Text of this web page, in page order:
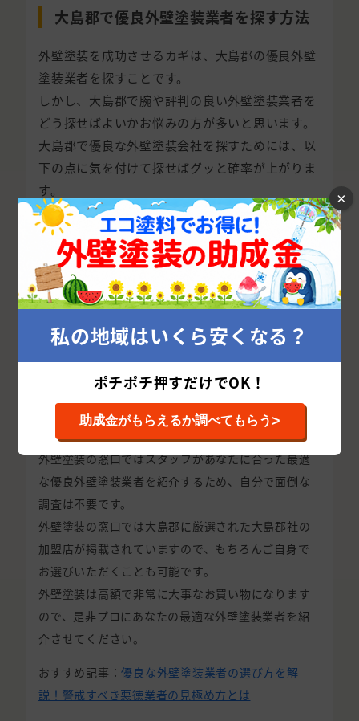
大島郡で優良外壁塗装業者を探す方法
外壁塗装を成功させるカギは、大島郡の優良外壁
塗装業者を探すことです。
しかし、大島郡で腕や評判の良い外壁塗装業者を
どう探せばよいかお悩みの方が多いと思います。
大島郡で優良な外壁塗装会社を探すためには、以
下の点に気を付けて探せばグッと確率が上がりま
す。
外壁塗装の窓口に依頼して大島郡の優良外
壁塗装業者を探してもらう
結論、大島郡で優良外壁塗装業者を探すなら、外壁
塗装の窓口に依頼してしまうのが一番簡単で確実で
す。
この後に紹介する方法でも優良外壁塗装業者を探し
厳格な審査を通過する必要があるため、悪徳業者に
騙される可能性がかなり低くなります。
外壁塗装の窓口ではスタッフがあなたに合った最適
な優良外壁塗装業者を紹介するため、自分で面倒な
調査は不要です。
外壁塗装の窓口では大島郡に厳選された大島郡社の
加盟店が掲載されていますので、もちろんご自身で
お選びいただくことも可能です。
外壁塗装は高額で非常に大事なお買い物になります
ので、是非プロにあなたの最適な外壁塗装業者を紹
介させてください。
おすすめ記事：優良な外壁塗装業者の選び方を解
説！警戒すべき悪徳業者の見極め方とは
×
私の地域はいくら安くなる？
ポチポチ押すだけでOK！
助成金がもらえるか調べてもらう>